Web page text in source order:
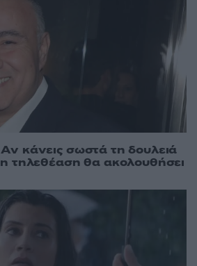
κάνεις σωστά τη δουλειά
η τηλεθέαση θα ακολουθήσει